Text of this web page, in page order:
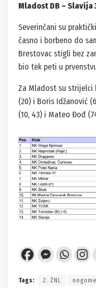
Mladost DB – Slavija
Severinčani su
časno i borbeno do
Brestovac stigli bez
bio tek peti u
Za Mladost su strijelci
(20) i Boris Idžanović
(10, 43) i Mateo Đođ
Tags: 2. ŽNL